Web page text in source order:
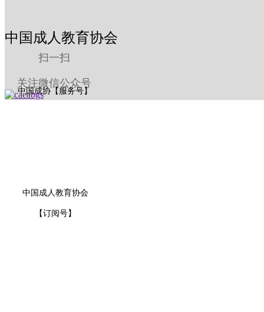
中国成人教育协会
扫一扫
关注微信公众号
中国成协【服务号】
中国成人教育协会
【订阅号】